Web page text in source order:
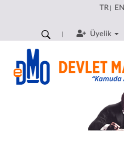
TR| EN
Üyelik